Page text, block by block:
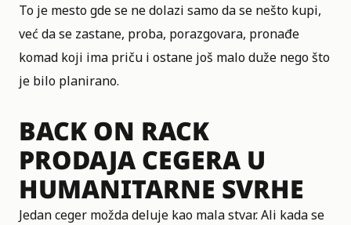
To je mesto gde se ne dolazi samo da se nešto kupi,
već da se zastane, proba, porazgovara, pronađe
komad koji ima priču i ostane još malo duže nego što
je bilo planirano.
BACK ON RACK
PRODAJA CEGERA U
HUMANITARNE SVRHE
Jedan ceger možda deluje kao mala stvar. Ali kada se